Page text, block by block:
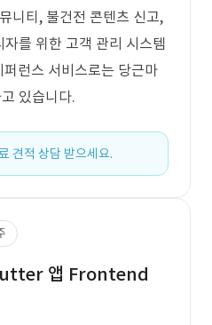
니티, 불건전 콘텐츠 신고,
를 위한 고객 관리 시스템
런스 서비스로는 당근마
있습니다.
견적 상담 받으세요.
앱 Frontend